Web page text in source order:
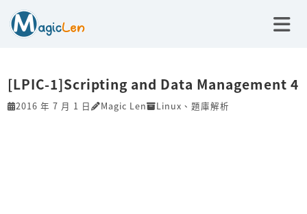
[LPIC-1]Scripting and Data Management 4
2016 年 7 月 1 日 Magic Len Linux 、 題庫解析